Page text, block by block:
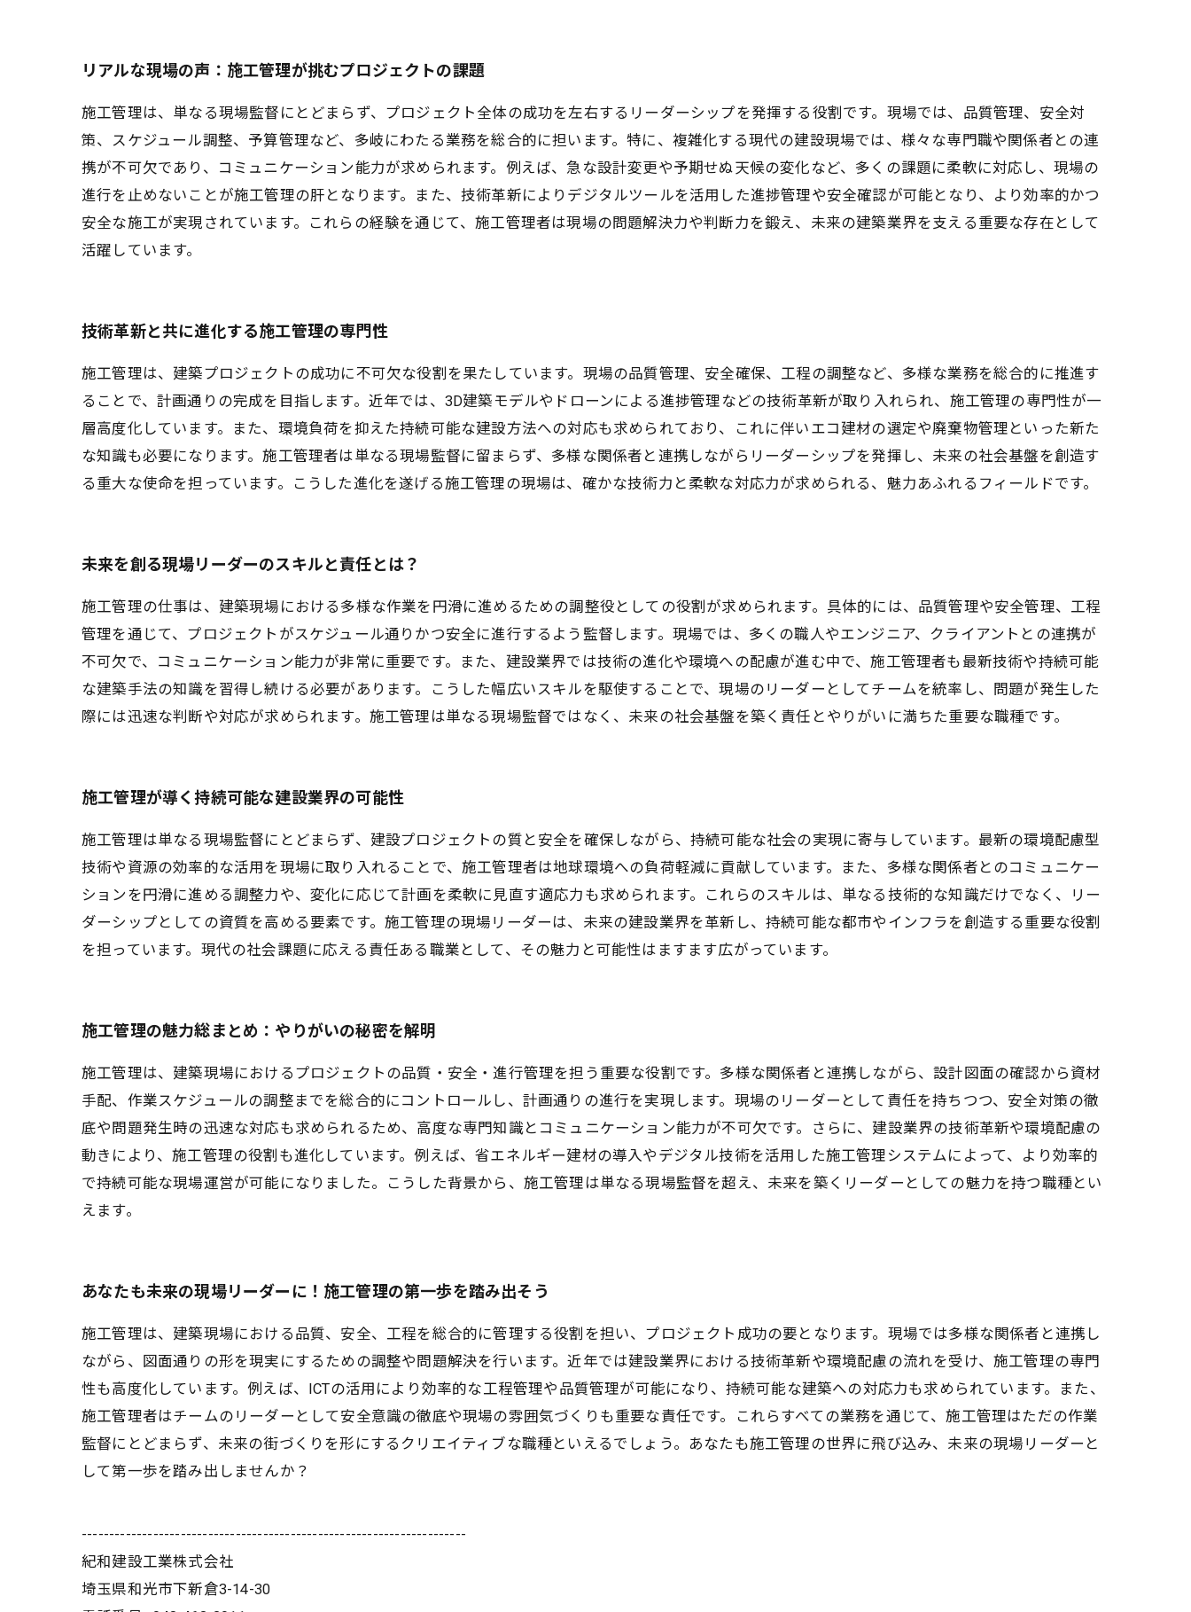
リアルな現場の声：施工管理が挑むプロジェクトの課題
施工管理は、単なる現場監督にとどまらず、プロジェクト全体の成功を左右するリーダーシップを発揮する役割です。現場では、品質管理、安全対
策、スケジュール調整、予算管理など、多岐にわたる業務を総合的に担います。特に、複雑化する現代の建設現場では、様々な専門職や関係者との連
携が不可欠であり、コミュニケーション能力が求められます。例えば、急な設計変更や予期せぬ天候の変化など、多くの課題に柔軟に対応し、現場の
進行を止めないことが施工管理の肝となります。また、技術革新によりデジタルツールを活用した進捗管理や安全確認が可能となり、より効率的かつ
安全な施工が実現されています。これらの経験を通じて、施工管理者は現場の問題解決力や判断力を鍛え、未来の建築業界を支える重要な存在として
活躍しています。
技術革新と共に進化する施工管理の専門性
施工管理は、建築プロジェクトの成功に不可欠な役割を果たしています。現場の品質管理、安全確保、工程の調整など、多様な業務を総合的に推進す
ることで、計画通りの完成を目指します。近年では、3D建築モデルやドローンによる進捗管理などの技術革新が取り入れられ、施工管理の専門性が一
層高度化しています。また、環境負荷を抑えた持続可能な建設方法への対応も求められており、これに伴いエコ建材の選定や廃棄物管理といった新た
な知識も必要になります。施工管理者は単なる現場監督に留まらず、多様な関係者と連携しながらリーダーシップを発揮し、未来の社会基盤を創造す
る重大な使命を担っています。こうした進化を遂げる施工管理の現場は、確かな技術力と柔軟な対応力が求められる、魅力あふれるフィールドです。
未来を創る現場リーダーのスキルと責任とは？
施工管理の仕事は、建築現場における多様な作業を円滑に進めるための調整役としての役割が求められます。具体的には、品質管理や安全管理、工程
管理を通じて、プロジェクトがスケジュール通りかつ安全に進行するよう監督します。現場では、多くの職人やエンジニア、クライアントとの連携が
不可欠で、コミュニケーション能力が非常に重要です。また、建設業界では技術の進化や環境への配慮が進む中で、施工管理者も最新技術や持続可能
な建築手法の知識を習得し続ける必要があります。こうした幅広いスキルを駆使することで、現場のリーダーとしてチームを統率し、問題が発生した
際には迅速な判断や対応が求められます。施工管理は単なる現場監督ではなく、未来の社会基盤を築く責任とやりがいに満ちた重要な職種です。
施工管理が導く持続可能な建設業界の可能性
施工管理は単なる現場監督にとどまらず、建設プロジェクトの質と安全を確保しながら、持続可能な社会の実現に寄与しています。最新の環境配慮型
技術や資源の効率的な活用を現場に取り入れることで、施工管理者は地球環境への負荷軽減に貢献しています。また、多様な関係者とのコミュニケー
ションを円滑に進める調整力や、変化に応じて計画を柔軟に見直す適応力も求められます。これらのスキルは、単なる技術的な知識だけでなく、リー
ダーシップとしての資質を高める要素です。施工管理の現場リーダーは、未来の建設業界を革新し、持続可能な都市やインフラを創造する重要な役割
を担っています。現代の社会課題に応える責任ある職業として、その魅力と可能性はますます広がっています。
施工管理の魅力総まとめ：やりがいの秘密を解明
施工管理は、建築現場におけるプロジェクトの品質・安全・進行管理を担う重要な役割です。多様な関係者と連携しながら、設計図面の確認から資材
手配、作業スケジュールの調整までを総合的にコントロールし、計画通りの進行を実現します。現場のリーダーとして責任を持ちつつ、安全対策の徹
底や問題発生時の迅速な対応も求められるため、高度な専門知識とコミュニケーション能力が不可欠です。さらに、建設業界の技術革新や環境配慮の
動きにより、施工管理の役割も進化しています。例えば、省エネルギー建材の導入やデジタル技術を活用した施工管理システムによって、より効率的
で持続可能な現場運営が可能になりました。こうした背景から、施工管理は単なる現場監督を超え、未来を築くリーダーとしての魅力を持つ職種とい
えます。
あなたも未来の現場リーダーに！施工管理の第一歩を踏み出そう
施工管理は、建築現場における品質、安全、工程を総合的に管理する役割を担い、プロジェクト成功の要となります。現場では多様な関係者と連携し
ながら、図面通りの形を現実にするための調整や問題解決を行います。近年では建設業界における技術革新や環境配慮の流れを受け、施工管理の専門
性も高度化しています。例えば、ICTの活用により効率的な工程管理や品質管理が可能になり、持続可能な建築への対応力も求められています。また、
施工管理者はチームのリーダーとして安全意識の徹底や現場の雰囲気づくりも重要な責任です。これらすべての業務を通じて、施工管理はただの作業
監督にとどまらず、未来の街づくりを形にするクリエイティブな職種といえるでしょう。あなたも施工管理の世界に飛び込み、未来の現場リーダーと
して第一歩を踏み出しませんか？
----------------------------------------------------------------------
紀和建設工業株式会社
埼玉県和光市下新倉3-14-30